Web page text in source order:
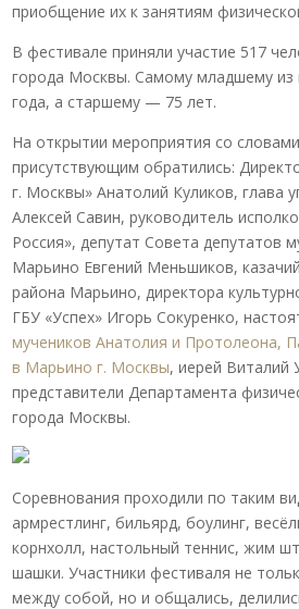
приобщение их к занятиям
В фестивале приняли участие 517
города Москвы. Самому младшему из
года, а старшему — 75 лет.
На открытии мероприятия со
присутствующим обратились:
г. Москвы» Анатолий Куликов, глава
Алексей Савин, руководитель
Россия», депутат Совета депутатов
Марьино Евгений Меньшиков,
района Марьино, директора
ГБУ «Успех» Игорь Сокуренко,
мучеников Анатолия и Протолеона,
в Марьино г. Москвы, иерей Виталий
представители Департамента
города Москвы.
Соревнования проходили по таким
армрестлинг, бильярд, боулинг,
корнхолл, настольный теннис, жим
шашки. Участники фестиваля не
между собой, но и общались,